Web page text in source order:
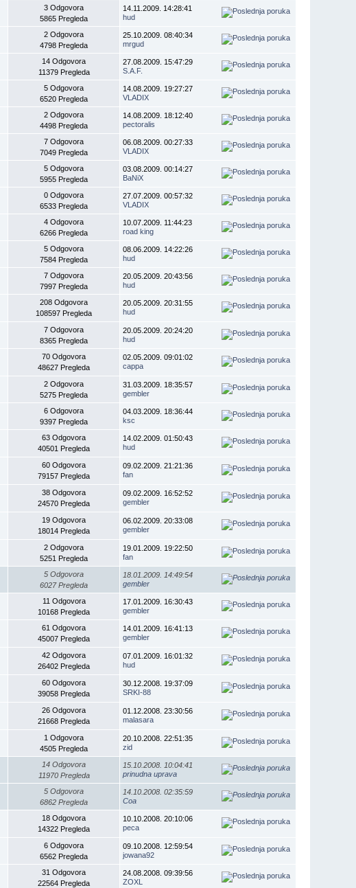
3 Odgovora
5865 Pregleda
14.11.2009. 14:28:41
hud
2 Odgovora
4798 Pregleda
25.10.2009. 08:40:34
mrgud
14 Odgovora
11379 Pregleda
27.08.2009. 15:47:29
S.A.F.
5 Odgovora
6520 Pregleda
14.08.2009. 19:27:27
VLADIX
2 Odgovora
4498 Pregleda
14.08.2009. 18:12:40
pectoralis
7 Odgovora
7049 Pregleda
06.08.2009. 00:27:33
VLADIX
5 Odgovora
5955 Pregleda
03.08.2009. 00:14:27
BaNiX
0 Odgovora
6533 Pregleda
27.07.2009. 00:57:32
VLADIX
4 Odgovora
6266 Pregleda
10.07.2009. 11:44:23
road king
5 Odgovora
7584 Pregleda
08.06.2009. 14:22:26
hud
7 Odgovora
7997 Pregleda
20.05.2009. 20:43:56
hud
208 Odgovora
108597 Pregleda
20.05.2009. 20:31:55
hud
7 Odgovora
8365 Pregleda
20.05.2009. 20:24:20
hud
70 Odgovora
48627 Pregleda
02.05.2009. 09:01:02
cappa
2 Odgovora
5275 Pregleda
31.03.2009. 18:35:57
gembler
6 Odgovora
9397 Pregleda
04.03.2009. 18:36:44
ksc
63 Odgovora
40501 Pregleda
14.02.2009. 01:50:43
hud
60 Odgovora
79157 Pregleda
09.02.2009. 21:21:36
fan
38 Odgovora
24570 Pregleda
09.02.2009. 16:52:52
gembler
19 Odgovora
18014 Pregleda
06.02.2009. 20:33:08
gembler
2 Odgovora
5251 Pregleda
19.01.2009. 19:22:50
fan
5 Odgovora
6027 Pregleda
18.01.2009. 14:49:54
gembler
11 Odgovora
10168 Pregleda
17.01.2009. 16:30:43
gembler
61 Odgovora
45007 Pregleda
14.01.2009. 16:41:13
gembler
42 Odgovora
26402 Pregleda
07.01.2009. 16:01:32
hud
60 Odgovora
39058 Pregleda
30.12.2008. 19:37:09
SRKI-88
26 Odgovora
21668 Pregleda
01.12.2008. 23:30:56
malasara
1 Odgovora
4505 Pregleda
20.10.2008. 22:51:35
zid
14 Odgovora
11970 Pregleda
15.10.2008. 10:04:41
prinudna uprava
5 Odgovora
6862 Pregleda
14.10.2008. 02:35:59
Coa
18 Odgovora
14322 Pregleda
10.10.2008. 20:10:06
peca
6 Odgovora
6562 Pregleda
09.10.2008. 12:59:54
jowana92
31 Odgovora
22564 Pregleda
24.08.2008. 09:39:56
ZOXL